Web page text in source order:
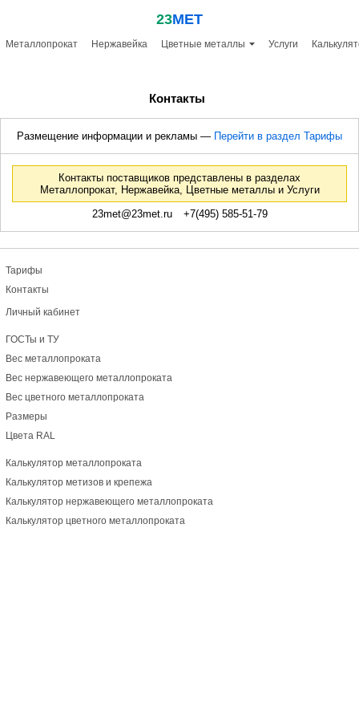
23МЕТ
Металлопрокат Нержавейка Цветные металлы Услуги
Контакты
Размещение информации и рекламы — Перейти в раздел Тарифы
Контакты поставщиков представлены в разделах
Металлопрокат, Нержавейка, Цветные металлыи Услуги
23met@23met.ru
+7(495) 585-51-79
Тарифы
Контакты
Личный кабинет
ГОСТы и ТУ
Вес металлопроката
Вес нержавеющего металлопроката
Вес цветного металлопроката
Размеры
Цвета RAL
Калькулятор металлопроката
Калькулятор метизов и крепежа
Калькулятор нержавеющего металлопроката
Калькулятор цветного металлопроката